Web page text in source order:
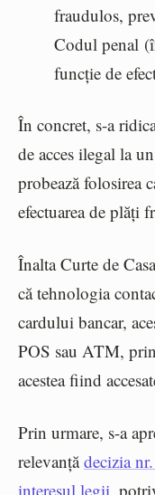
fraudulos,
Codul penal
funcție de
În concret, s-a
de acces ilegal la
probează folosirea
efectuarea de plăți
Înalta Curte de
cătehnologia
cardului bancar,
POS sau ATM,
acestea fiind
Prin urmare, s-a
relevanțădecizia
interesul legii ,